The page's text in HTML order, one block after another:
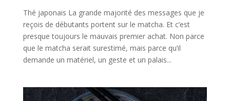
Thé japonais La grande majorité des messages que je
reçois de débutants portent sur le matcha. Et c’est
presque toujours le mauvais premier achat. Non parce
que le matcha serait surestimé, mais parce qu’il
demande un matériel, un geste et un palais...